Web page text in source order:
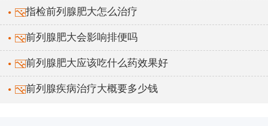
指检前列腺肥大怎么治疗
前列腺肥大会影响排便吗
前列腺肥大应该吃什么药效果好
前列腺疾病治疗大概要多少钱